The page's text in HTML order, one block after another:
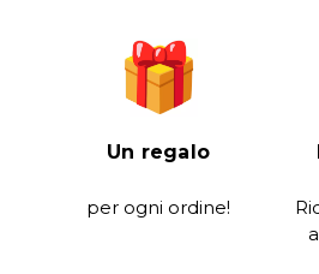
Un regalo
per ogni ordine!